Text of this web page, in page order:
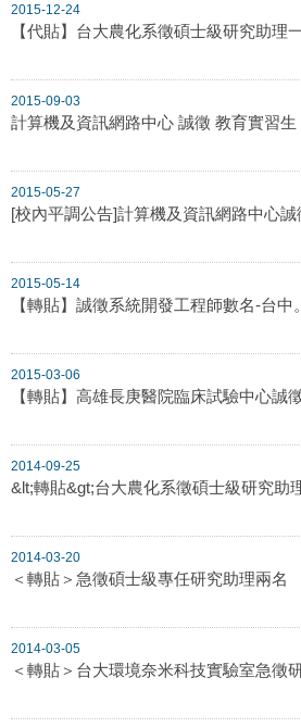
2015-12-24
【代貼】台大農化系徵碩士級研究助理
2015-09-03
計算機及資訊網路中心 誠徵 教育實習生
2015-05-27
[校內平調公告]計算機及資訊網路中心
2015-05-14
【轉貼】誠徵系統開發工程師數名-台中。
2015-03-06
【轉貼】高雄長庚醫院臨床試驗中心誠
2014-09-25
&lt;轉貼&gt;台大農化系徵碩士級研究助
2014-03-20
＜轉貼＞急徵碩士級專任研究助理兩名
2014-03-05
＜轉貼＞台大環境奈米科技實驗室急徵